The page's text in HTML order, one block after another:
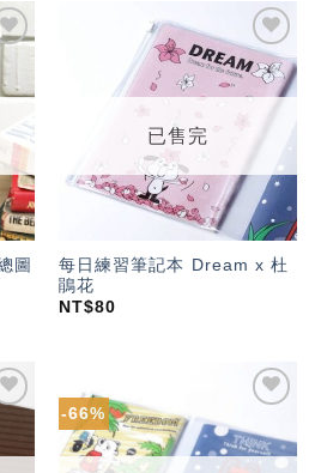
「願
輕
圖
加入
「願
望輕
已售完
每日練習筆記本 Dream x 杜
鵑花
NT$80
輕
-66%
「願
望輕